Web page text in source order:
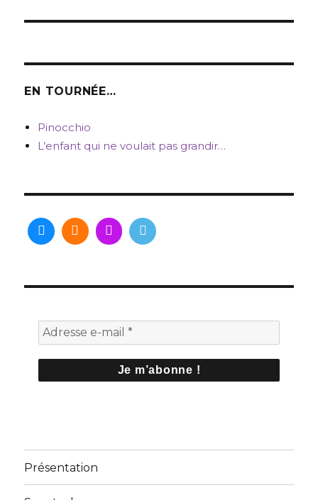
EN TOURNÉE…
Pinocchio
L’enfant qui ne voulait pas grandir…
Présentation